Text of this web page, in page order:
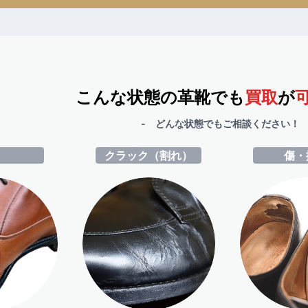
こんな状態の革靴でも買取が
- どんな状態でもご相談ください
クラック（割れ） 傷